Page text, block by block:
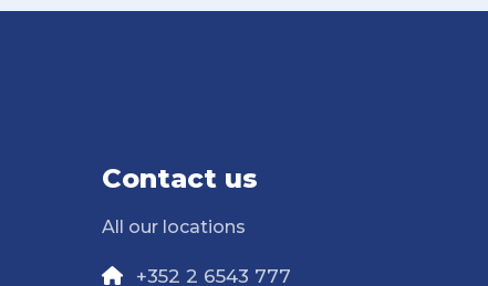
Contact us
All our locations
+352 2 6543 777